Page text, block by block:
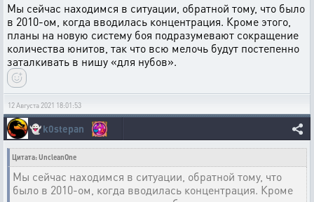
Мы сейчас находимся в ситуации, обратной тому, что было
в 2010-ом, когда вводилась концентрация. Кроме этого,
планы на новую систему боя подразумевают сокращение
количества юнитов, так что всю мелочь будут постепенно
заталкивать в нишу «для нубов».
12 Августа 2021 18:01:53
👻k0stepan
Цитата: UncleanOne
Мы сейчас находимся в ситуации, обратной тому, что
было в 2010-ом, когда вводилась концентрация. Кроме